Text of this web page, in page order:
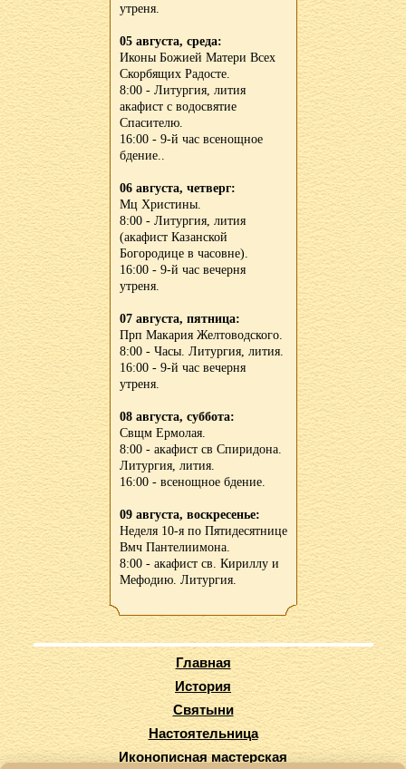
утреня.
05 августа, среда:
Иконы Божией Матери Всех
Скорбящих Радосте.
8:00 - Литургия, лития
акафист с водосвятие
Спасителю.
16:00 - 9-й час всенощное
бдение..
06 августа, четверг:
Мц Христины.
8:00 - Литургия, лития
(акафист Казанской
Богородице в часовне).
16:00 - 9-й час вечерня
утреня.
07 августа, пятница:
Прп Макария Желтоводского.
8:00 - Часы. Литургия, лития.
16:00 - 9-й час вечерня
утреня.
08 августа, суббота:
Свщм Ермолая.
8:00 - акафист св Спиридона.
Литургия, лития.
16:00 - всенощное бдение.
09 августа, воскресенье:
Неделя 10-я по Пятидесятнице
Вмч Пантелиимона.
8:00 - акафист св. Кириллу и
Мефодию. Литургия.
Главная
История
Святыни
Настоятельница
Иконописная мастерская